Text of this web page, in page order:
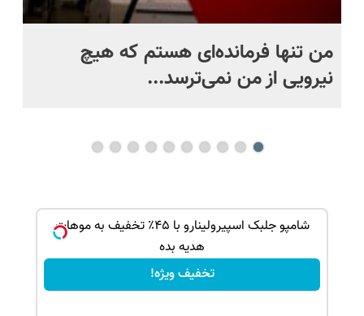
من تنها فرمانده‌ای هستم که هیچ
نیرویی از من نمی‌ترسد...
شامپو جلبک اسپیرولینارو با ۴۵٪ تخفیف به موهات
هدیه بده
تخفیف ویژه!